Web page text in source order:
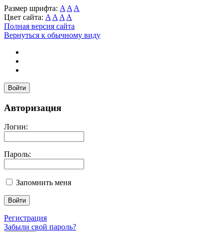
Размер шрифта: A A A
Цвет сайта: A A A A
Полная версия сайта
Вернуться к обычному виду
Войти
Авторизация
Логин:
Пароль:
Запомнить меня
Регистрация
Забыли свой пароль?